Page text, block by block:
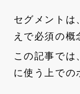
セグメントは
えで必須の概
この記事では
に使う上での